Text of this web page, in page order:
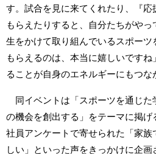
す。試合を見に来てくれたり、『応
もらえたりすると、自分たちがやっ
生をかけて取り組んでいるスポーツ
もらえるのは、本当に嬉しいです
ることが自身のエネルギーにもつな
同イベントは「スポーツを通じた
の機会を創出する」をテーマに掲げ
社員アンケートで寄せられた「家
しい」といった声をきっかけに企